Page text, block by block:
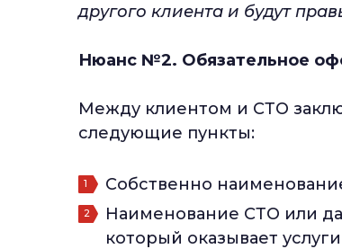
другого клиента и будут
Нюанс №2. Обязательное
Между клиентом и СТО
следующие пункты:
Собственно
Наименование СТО или
который оказывает услуги